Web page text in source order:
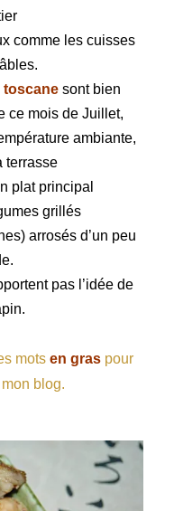
comme les cuisses
toscanesont bien
ce mois de Juillet,
ambiante,
terrasse
plat principal
grillés
arrosés d’un peu
pas l’idée de
mots en graspour
blog.